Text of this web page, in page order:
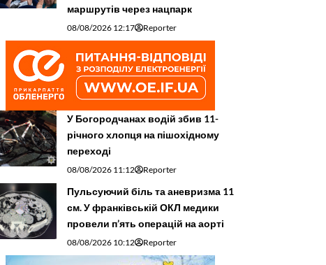
маршрутів через нацпарк
08/08/2026 12:17 Reporter
У Богородчанах водій збив 11-
річного хлопця на пішохідному
переході
08/08/2026 11:12 Reporter
Пульсуючий біль та аневризма 11
см. У франківській ОКЛ медики
провели п’ять операцій на аорті
08/08/2026 10:12 Reporter